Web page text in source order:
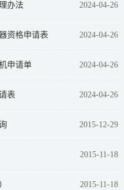
2024-04-26
办法
2024-04-26
资格申请表
2024-04-26
申请单
2024-04-26
表
2015-12-29
2015-11-18
2015-11-18